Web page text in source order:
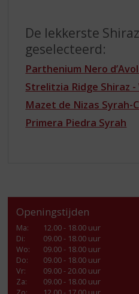
De lekkerste
geselecteerd:
Parthenium Nero
Strelitzia Ridge Shiraz
Mazet de Nizas Syrah-
Primera Piedra Syrah
Openingstijden
Ma:
12.00 - 18.00 uur
Di:
09.00 - 18.00 uur
Wo:
09.00 - 18.00 uur
Do:
09.00 - 18.00 uur
Vr:
09.00 - 20.00 uur
Za:
09.00 - 18.00 uur